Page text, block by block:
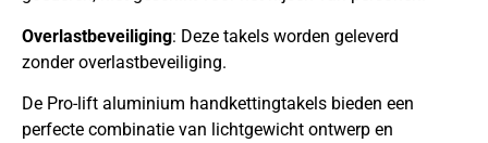
Overlastbeveiliging: Deze takels worden geleverd
zonder overlastbeveiliging.
De Pro-lift aluminium handkettingtakels bieden een
perfecte combinatie van lichtgewicht ontwerp en